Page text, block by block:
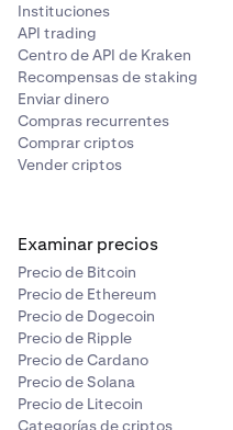
Instituciones
API trading
Centro de API de Kraken
Recompensas de staking
Enviar dinero
Compras recurrentes
Comprar criptos
Vender criptos
Examinar precios
Precio de Bitcoin
Precio de Ethereum
Precio de Dogecoin
Precio de Ripple
Precio de Cardano
Precio de Solana
Precio de Litecoin
Categorías de criptos